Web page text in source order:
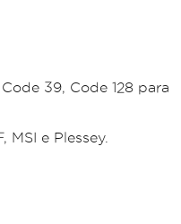
39, Code 128 para
e Plessey.